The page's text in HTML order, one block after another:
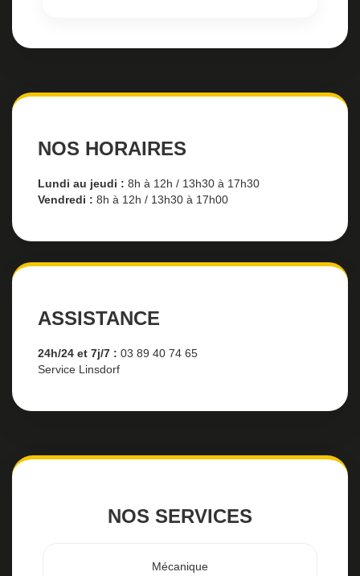
NOS HORAIRES
Lundi au jeudi : 8h à 12h / 13h30 à 17h30
Vendredi : 8h à 12h / 13h30 à 17h00
ASSISTANCE
24h/24 et 7j/7 : 03 89 40 74 65
Service Linsdorf
NOS SERVICES
Mécanique